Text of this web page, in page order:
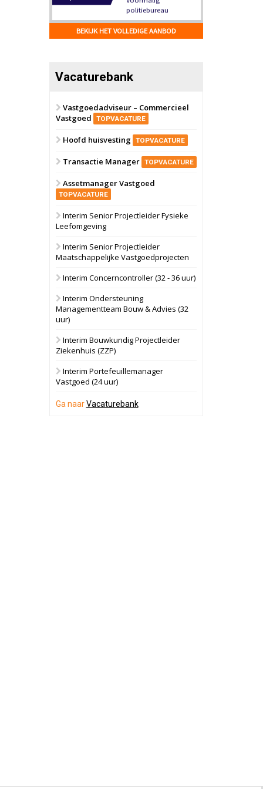
Hilversum
17 september 2026
Voormalig
Zwanenburg
6 oktober 2026 Transformatieobject
22 september 2026
28 september 2026
Grootschalig
bedrijventerrein
Bekijk
Schuinesloot
27 augustus 2026 Binnenvaartschip
17 september 2026
17 september 2026
Voormalig
BEKIJK HET VOLLEDIGE AANBOD
Vacaturebank
Vastgoedadviseur – Commercieel
Vastgoed
TOPVACATURE
Hoofd huisvesting TOPVACATURE
Transactie Manager TOPVACATURE
Assetmanager Vastgoed
TOPVACATURE
Interim Senior Projectleider Fysieke
Leefomgeving
Interim Senior Projectleider
Maatschappelijke Vastgoedprojecten
Interim Concerncontroller (32 - 36 uur)
Interim Ondersteuning
Managementteam Bouw & Advies (32
uur)
Interim Bouwkundig Projectleider
Ziekenhuis (ZZP)
Interim Portefeuillemanager
Vastgoed (24 uur)
Ga naarVacaturebank